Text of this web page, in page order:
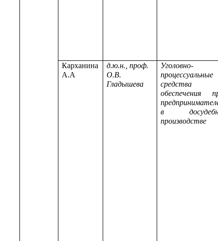
Карханина
А.А
д.ю.н., проф.
О.В.
Гладышева
Уголовно-
процессуальные
средства
обеспечения
в
производстве